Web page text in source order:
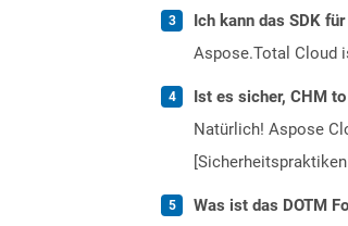
Ich kann das SDK
Aspose.Total Cloud
Ist es sicher, CHM
Natürlich! Aspose
Was ist das DOTM